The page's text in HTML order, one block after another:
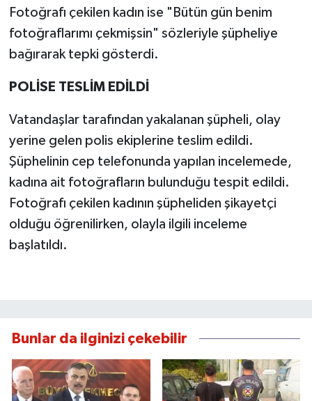
Fotoğrafı çekilen kadın ise "Bütün gün benim
fotoğraflarımı çekmişsin" sözleriyle şüpheliye
bağırarak tepki gösterdi.
POLİSE TESLİM EDİLDİ
Vatandaşlar tarafından yakalanan şüpheli, olay
yerine gelen polis ekiplerine teslim edildi.
Şüphelinin cep telefonunda yapılan incelemede,
kadına ait fotoğrafların bulunduğu tespit edildi.
Fotoğrafı çekilen kadının şüpheliden şikayetçi
olduğu öğrenilirken, olayla ilgili inceleme
başlatıldı.
Bunlar da ilginizi çekebilir